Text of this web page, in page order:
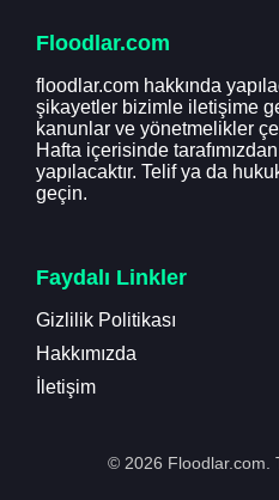
Floodlar.com
floodlar.com hakkında
şikayetler bizimle iletişime
kanunlar ve yönetmelikler
Hafta içerisinde
yapılacaktır. Telif ya da
geçin.
Faydalı Linkler
Gizlilik Politikası
Hakkımızda
İletişim
© 2026 Floodlar.com.